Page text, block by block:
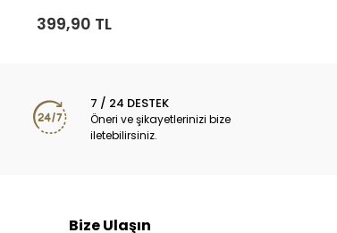
399,90 TL
7 / 24 DESTEK
Öneri ve şikayetlerinizi bize
iletebilirsiniz.
Bize Ulaşın